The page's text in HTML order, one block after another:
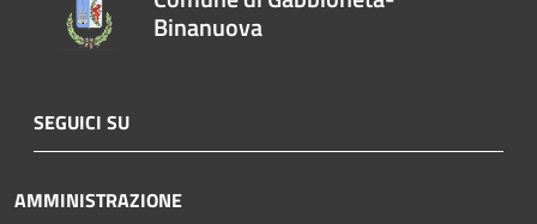
Binanuova
SEGUICI SU
AMMINISTRAZIONE